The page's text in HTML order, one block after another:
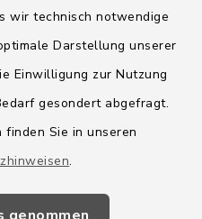
wir technisch notwendige
Darstellung unserer
Einwilligung zur Nutzung
gesondert abgefragt.
Sie in unseren
.